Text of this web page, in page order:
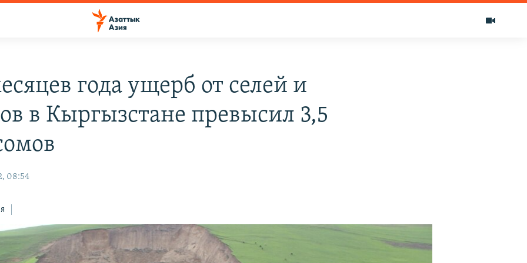
года ущерб от селей и
в Кыргызстане превысил 3,5
08:54